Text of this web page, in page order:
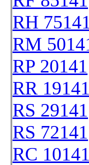
RH
RM
RP 20141
RR
RS 29141
RS 72141
RC